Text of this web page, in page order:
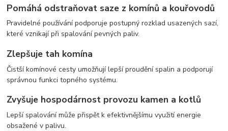
Pomáhá odstraňovat saze z komínů a kouřovodů
Pravidelné používání podporuje postupný rozklad usazených sazí,
které vznikají při spalování pevných paliv.
Zlepšuje tah komína
Čistší komínové cesty umožňují lepší proudění spalin a podporují
správnou funkci topného systému.
Zvyšuje hospodárnost provozu kamen a kotlů
Lepší spalování může přispět k efektivnějšímu využití energie
obsažené v palivu.